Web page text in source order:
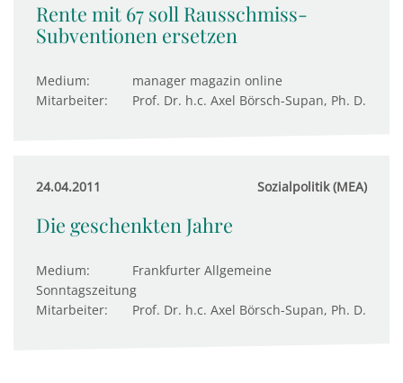
Rente mit 67 soll Rausschmiss-
Subventionen ersetzen
Medium:
manager magazin online
Mitarbeiter:
Prof. Dr. h.c. Axel Börsch-Supan, Ph. D.
24.04.2011 Sozialpolitik (MEA)
Die geschenkten Jahre
Medium:
Frankfurter Allgemeine
Sonntagszeitung
Mitarbeiter:
Prof. Dr. h.c. Axel Börsch-Supan, Ph. D.